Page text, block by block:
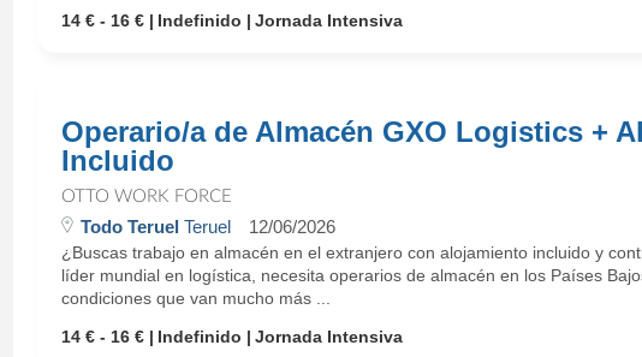
14 € - 16 €
Indefinido Jornada Intensiva
Operario/a de Almacén GXO Logistics +
Incluido
OTTO WORK FORCE
Todo TeruelTeruel 12/06/2026
¿Buscas trabajo en almacén en el extranjero con alojamiento incluido y
líder mundial en logística, necesita operarios de almacén en los Países
condiciones que van mucho más ...
14 € - 16 €
Indefinido Jornada Intensiva